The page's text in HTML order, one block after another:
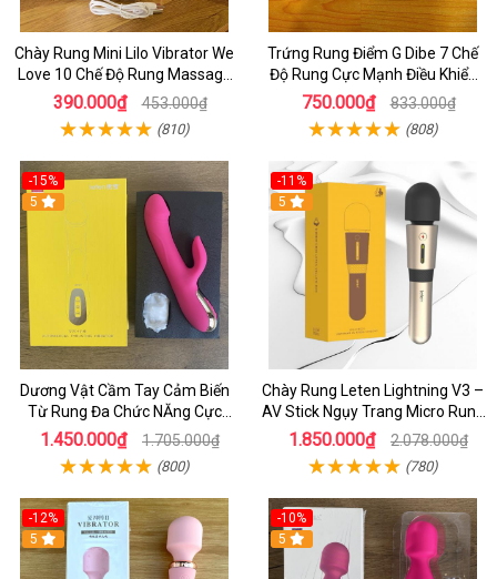
Chày Rung Mini Lilo Vibrator We
Love 10 Chế Độ Rung Massage
Cực Mạnh
390.000₫ 453.000₫
(810)
Trứng Rung Điểm G Dibe 7 Chế
Độ Rung Cực Mạnh Điều Khiển
Từ Xa
750.000₫ 833.000₫
(808)
-15%
5
Dương Vật Cầm Tay Cảm Biến
Từ Rung Đa Chức NĂng Cực
Mạnh - Kết hợp Toả Nhiệt Rung
Nhánh
1.450.000₫ 1.705.000₫
(800)
-11%
5
Chày Rung Leten Lightning V3 –
AV Stick Ngụy Trang Micro Rung
Mạnh Có Sưởi Ấm
1.850.000₫ 2.078.000₫
(780)
-12%
5
-10%
5